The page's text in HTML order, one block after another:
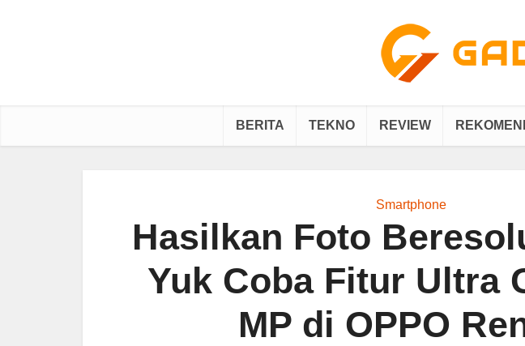
BERITA TEKNO REVIEW
Smartphone
Hasilkan Foto
Yuk Coba Fitur Ultra
MP di OPPO